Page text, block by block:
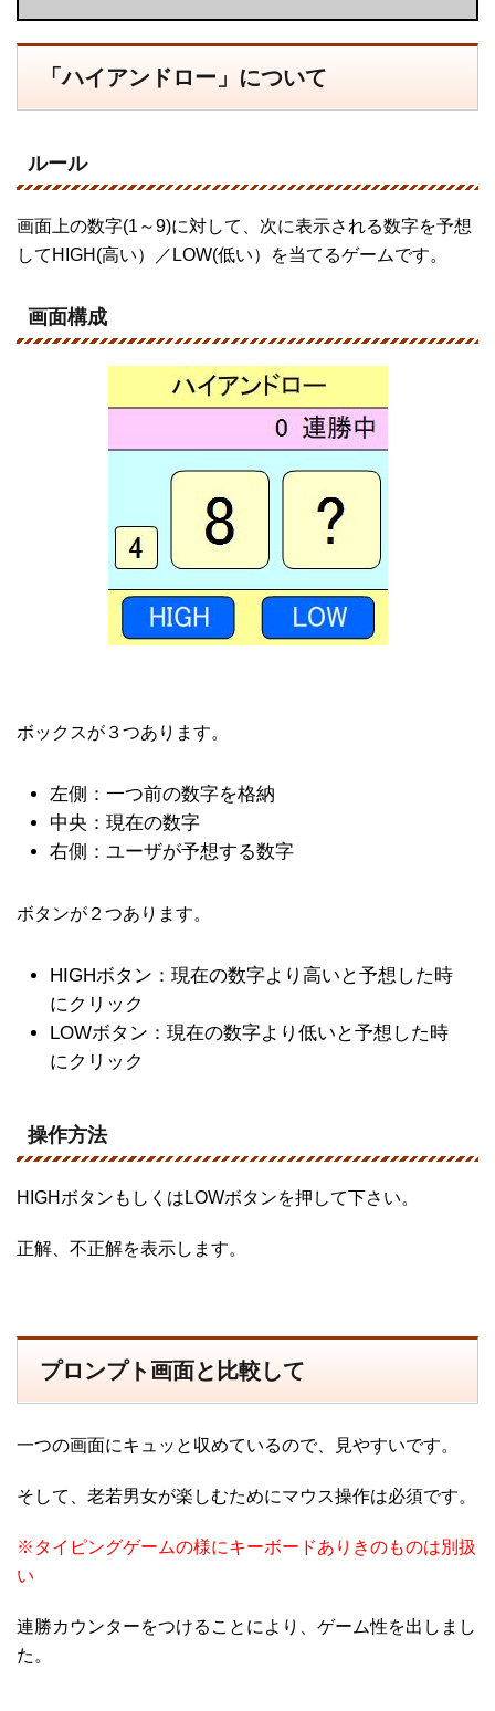
「ハイアンドロー」について
ルール
画面上の数字(1～9)に対して、次に表示される数字を予想
してHIGH(高い）／LOW(低い）を当てるゲームです。
画面構成
ボックスが３つあります。
左側：一つ前の数字を格納
中央：現在の数字
右側：ユーザが予想する数字
ボタンが２つあります。
HIGHボタン：現在の数字より高いと予想した時
にクリック
LOWボタン：現在の数字より低いと予想した時
にクリック
操作方法
HIGHボタンもしくはLOWボタンを押して下さい。
正解、不正解を表示します。
プロンプト画面と比較して
一つの画面にキュッと収めているので、見やすいです。
そして、老若男女が楽しむためにマウス操作は必須です。
※タイピングゲームの様にキーボードありきのものは別扱
い
連勝カウンターをつけることにより、ゲーム性を出しまし
た。